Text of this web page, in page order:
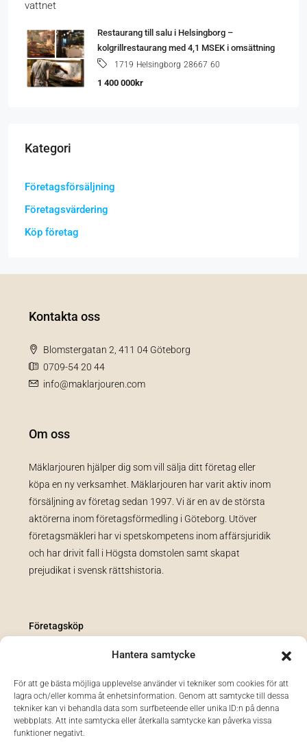
Hantera samtycke
För att ge bästa möjliga upplevelse använder vi tekniker som cookies för att
lagra och/eller komma åt enhetsinformation. Genom att samtycke till dessa
tekniker kan vi behandla data som surfbeteende eller unika ID:n på denna
webbplats. Att inte samtycka eller återkalla samtycke kan påverka vissa
funktioner negativt.
Restaurang till salu i Helsingborg –
kolgrillrestaurang med 4,1 MSEK i omsättning
1719 Helsingborg 28667 60
1 400 000kr
Kategori
Företagsförsäljning
Företagsvärdering
Köp företag
Kontakta oss
Blomstergatan 2, 411 04 Göteborg
0709-54 20 44
info@maklarjouren.com
Om oss
Mäklarjouren hjälper dig som vill sälja ditt företag eller
köpa en ny verksamhet. Mäklarjouren har varit aktiv inom
försäljning av företag sedan 1997. Vi är en av de största
aktörerna inom företagsförmedling i Göteborg. Utöver
företagsmäkleri har vi spetskompetens inom affärsjuridik
och har drivit fall i Högsta domstolen samt skapat
prejudikat i svensk rättshistoria.
Företagsköp
Legal Hub
Integritetspolicy
Cookiepolicy